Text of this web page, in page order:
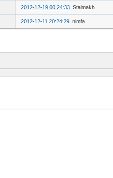
2012-12-19 00:24:33 Stalmakh
2012-12-11 20:24:29 nimfa